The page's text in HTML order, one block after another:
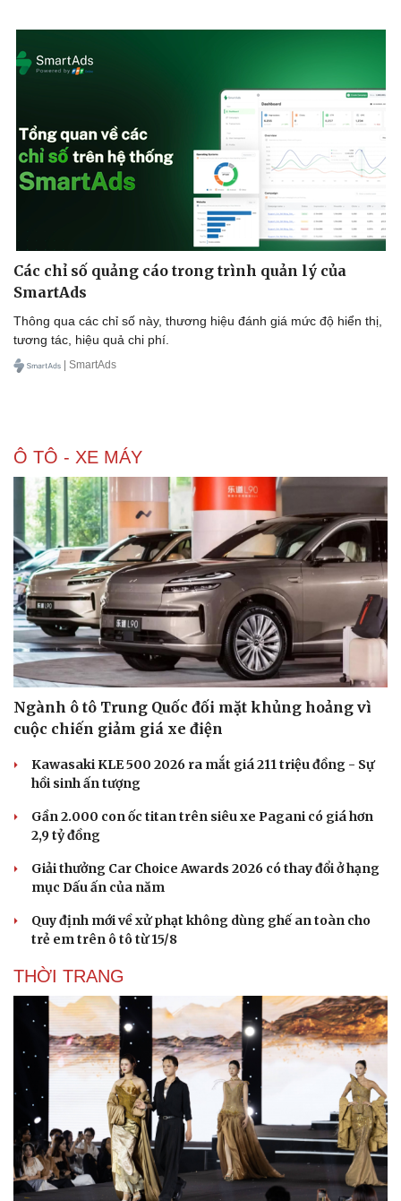
Dinh dưỡng - món ngon
Cây thuốc
Sản phụ khoa
Ăn sạch sống khỏe
Nhà đẹp
Các chỉ số quảng cáo trong trình quản lý của
SmartAds
Thông qua các chỉ số này, thương hiệu đánh giá mức độ hiển thị,
tương tác, hiệu quả chi phí.
| SmartAds
Ô TÔ - XE MÁY
Ngành ô tô Trung Quốc đối mặt khủng hoảng vì
cuộc chiến giảm giá xe điện
Kawasaki KLE 500 2026 ra mắt giá 211 triệu đồng - Sự
hồi sinh ấn tượng
Gần 2.000 con ốc titan trên siêu xe Pagani có giá hơn
2,9 tỷ đồng
Giải thưởng Car Choice Awards 2026 có thay đổi ở hạng
mục Dấu ấn của năm
Quy định mới về xử phạt không dùng ghế an toàn cho
trẻ em trên ô tô từ 15/8
THỜI TRANG